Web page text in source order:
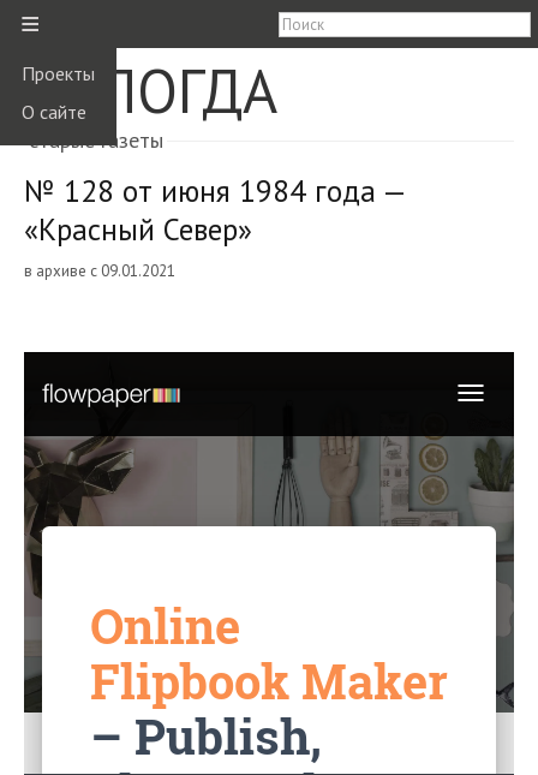
≡
Проекты
О сайте
ВОЛОГДА
старые газеты
№ 128 от июня 1984 года —
«Красный Север»
в архиве с 09.01.2021